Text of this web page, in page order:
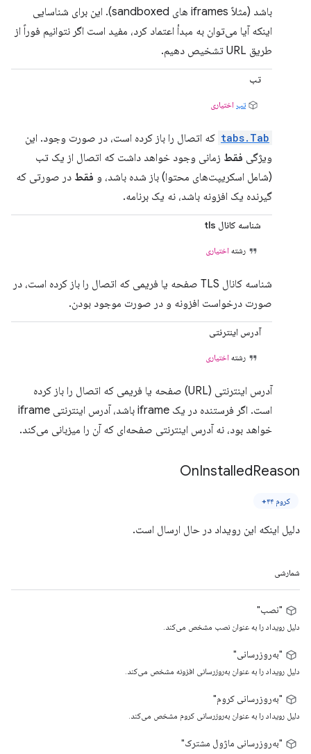
باشد (مثلاً iframes های sandboxed). این برای شناسایی
اینکه آیا می‌توان به مبدأ اعتماد کرد، مفید است اگر نتوانیم فوراً از
طریق URL تشخیص دهیم.
تب
تب اختیاری
tabs.Tab که اتصال را باز کرده است، در صورت وجود. این
ویژگی فقط زمانی وجود خواهد داشت که اتصال از یک تب
(شامل اسکریپت‌های محتوا) باز شده باشد، و فقط در صورتی که
گیرنده یک افزونه باشد، نه یک برنامه.
شناسه کانال tls
رشته اختیاری
شناسه کانال TLS صفحه یا فریمی که اتصال را باز کرده است، در
صورت درخواست افزونه و در صورت موجود بودن.
آدرس اینترنتی
رشته اختیاری
آدرس اینترنتی (URL) صفحه یا فریمی که اتصال را باز کرده
است. اگر فرستنده در یک iframe باشد، آدرس اینترنتی iframe
خواهد بود، نه آدرس اینترنتی صفحه‌ای که آن را میزبانی می‌کند.
OnInstalledReason
کروم ۴۴+
دلیل اینکه این رویداد در حال ارسال است.
شمارشی
"نصب"
دلیل رویداد را به عنوان نصب مشخص می‌کند.
"به‌روزرسانی"
دلیل رویداد را به عنوان به‌روزرسانی افزونه مشخص می‌کند.
"به‌روزرسانی کروم"
دلیل رویداد را به عنوان به‌روزرسانی کروم مشخص می‌کند.
"به‌روزرسانی ماژول مشترک"